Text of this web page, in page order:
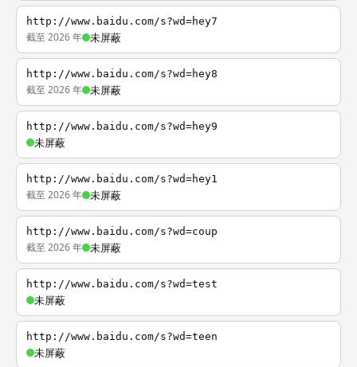
http://www.baidu.com/s?wd=hey7
截至 2026 年 未屏蔽
http://www.baidu.com/s?wd=hey8
截至 2026 年 未屏蔽
http://www.baidu.com/s?wd=hey9
未屏蔽
http://www.baidu.com/s?wd=hey1
截至 2026 年 未屏蔽
http://www.baidu.com/s?wd=coup
截至 2026 年 未屏蔽
http://www.baidu.com/s?wd=test
未屏蔽
http://www.baidu.com/s?wd=teen
未屏蔽